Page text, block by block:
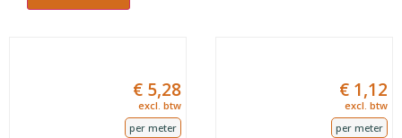
€ 5,28
excl. btw
per meter
€ 1,12
excl. btw
per meter